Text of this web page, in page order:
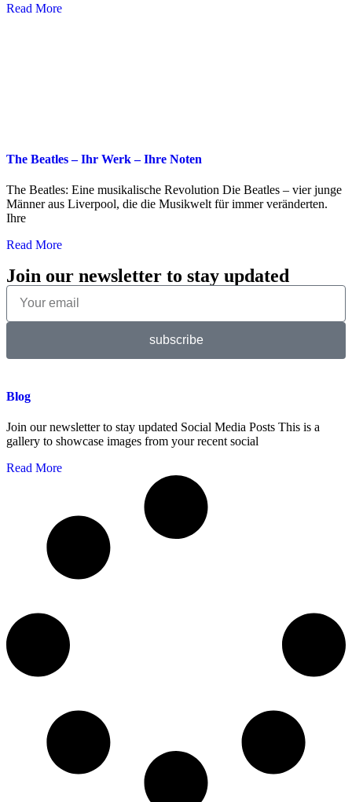
Read More
The Beatles – Ihr Werk – Ihre Noten
The Beatles: Eine musikalische Revolution Die Beatles – vier junge
Männer aus Liverpool, die die Musikwelt für immer veränderten.
Ihre
Read More
Join our newsletter to stay updated
subscribe
Blog
Join our newsletter to stay updated Social Media Posts This is a
gallery to showcase images from your recent social
Read More